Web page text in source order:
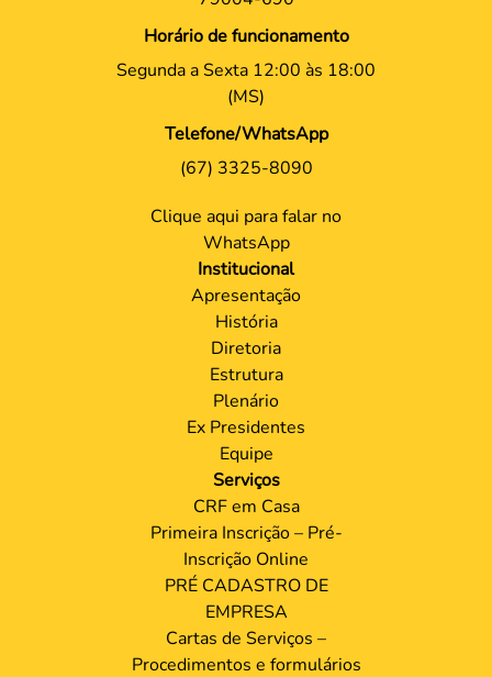
Horário de funcionamento
Segunda a Sexta 12:00 às 18:00
(MS)
Telefone/WhatsApp
(67) 3325-8090
Clique aqui para falar no
WhatsApp
Institucional
Apresentação
História
Diretoria
Estrutura
Plenário
Ex Presidentes
Equipe
Serviços
CRF em Casa
Primeira Inscrição – Pré-
Inscrição Online
PRÉ CADASTRO DE
EMPRESA
Cartas de Serviços –
Procedimentos e formulários